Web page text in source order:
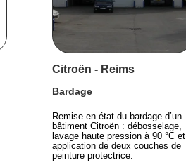
Citroën - Reims
Bardage
Remise en état du bardage d’un
bâtiment Citroën : débosselage,
lavage haute pression à 90 °C et
application de deux couches de
peinture protectrice.